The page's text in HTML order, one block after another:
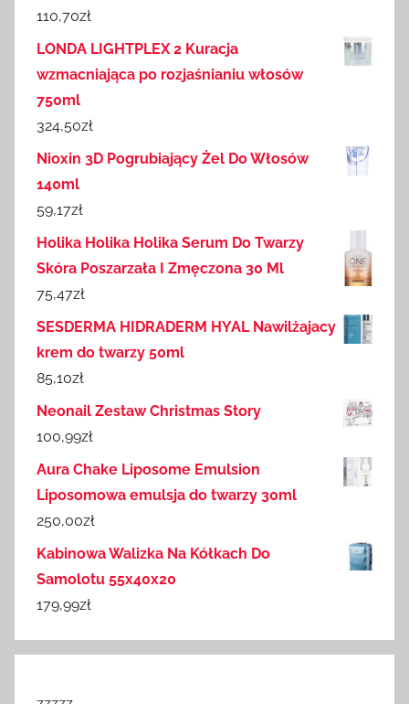
110,70zł
LONDA LIGHTPLEX 2 Kuracja
wzmacniająca po rozjaśnianiu włosów
750ml
324,50zł
Nioxin 3D Pogrubiający Żel Do Włosów
140ml
59,17zł
Holika Holika Holika Serum Do Twarzy
Skóra Poszarzała I Zmęczona 30 Ml
75,47zł
SESDERMA HIDRADERM HYAL Nawilżajacy
krem do twarzy 50ml
85,10zł
Neonail Zestaw Christmas Story
100,99zł
Aura Chake Liposome Emulsion
Liposomowa emulsja do twarzy 30ml
250,00zł
Kabinowa Walizka Na Kółkach Do
Samolotu 55x40x20
179,99zł